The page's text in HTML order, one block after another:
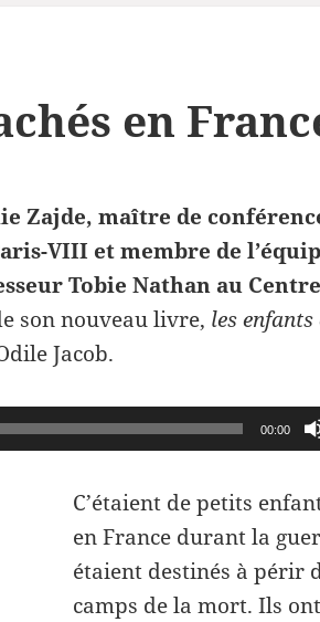
en
Zajde, maître de
VIII et membre de
Tobie Nathan au Centre
son nouveau livre, les enfants
Jacob.
00:00
C’étaient de petits
en France durant la
étaient destinés à périr
camps de la mort. Ils